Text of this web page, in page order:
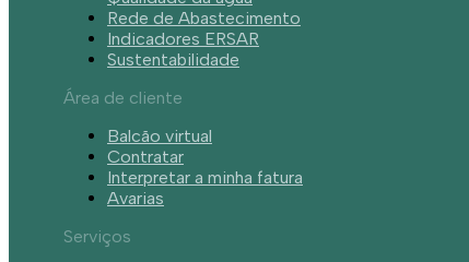
Rede de Abastecimento
Indicadores ERSAR
Sustentabilidade
Área de cliente
Balcão virtual
Contratar
Interpretar a minha fatura
Avarias
Serviços